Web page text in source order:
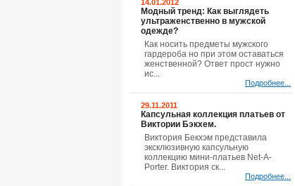
14.01.2012
Модный тренд: Как выглядеть
ультраженственно в мужской
одежде?
Как носить предметы мужского
гардероба но при этом оставаться
женственной? Ответ прост нужно
ис...
Подробнее...
29.11.2011
Капсульная коллекция платьев от
Виктории Бэкхем.
Виктория Бекхэм представила
эксклюзивную капсульную
коллекцию мини-платьев Net-A-
Porter. Виктория ск...
Подробнее...